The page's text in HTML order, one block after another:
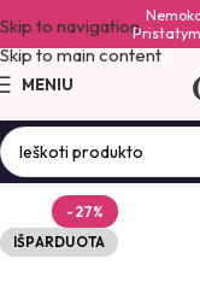
Skip to navigation
Skip to main content
MENIU
-27%
IŠPARDUOTA